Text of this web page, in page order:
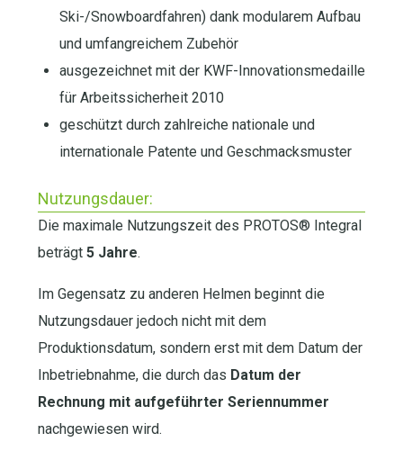
Ski-/Snowboardfahren) dank modularem Aufbau
und umfangreichem Zubehör
ausgezeichnet mit der KWF-Innovationsmedaille
für Arbeitssicherheit 2010
geschützt durch zahlreiche nationale und
internationale Patente und Geschmacksmuster
Nutzungsdauer:
Die maximale Nutzungszeit des PROTOS® Integral
beträgt 5 Jahre.
Im Gegensatz zu anderen Helmen beginnt die
Nutzungsdauer jedoch nicht mit dem
Produktionsdatum, sondern erst mit dem Datum der
Inbetriebnahme, die durch das Datum der
Rechnung mit aufgeführter Seriennummer
nachgewiesen wird.